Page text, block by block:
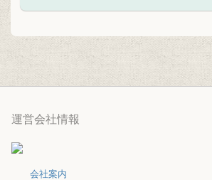
運営会社情報
会社案内